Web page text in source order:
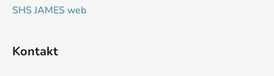
SHS JAMES web
Kontakt